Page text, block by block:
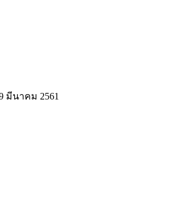
มีนาคม 2561